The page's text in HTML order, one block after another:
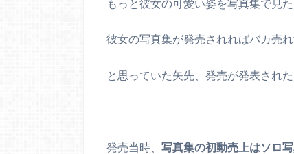
もっと彼女の可愛い姿を写真集で見
彼女の写真集が発売されればバカ売
と思っていた矢先、発売が発表された
発売当時、 写真集の初動売上はソロ